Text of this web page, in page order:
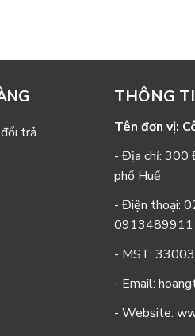
trả
THÔNG
Tên đơn vị:
- Địa chỉ: 300
phố Huế
- Điện thoại:
0913489911
- MST:
- Email:
- Website: